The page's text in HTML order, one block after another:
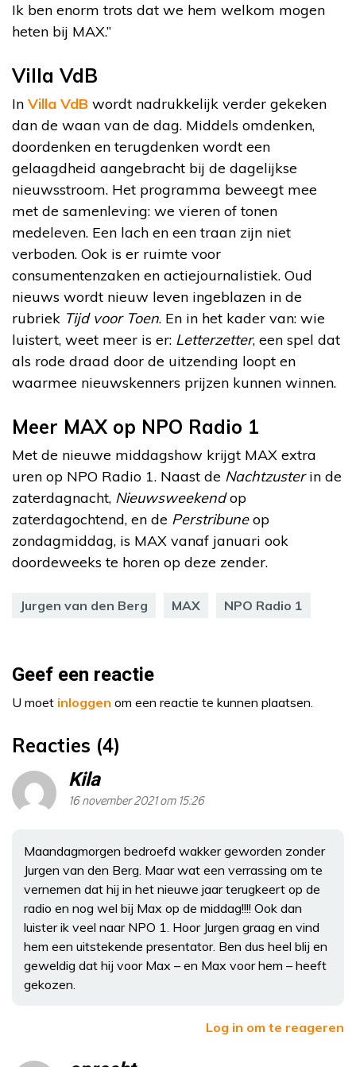
Ik ben enorm trots dat we hem welkom mogen
heten bij MAX.”
Villa VdB
In Villa VdB wordt nadrukkelijk verder gekeken
dan de waan van de dag. Middels omdenken,
doordenken en terugdenken wordt een
gelaagdheid aangebracht bij de dagelijkse
nieuwsstroom. Het programma beweegt mee
met de samenleving: we vieren of tonen
medeleven. Een lach en een traan zijn niet
verboden. Ook is er ruimte voor
consumentenzaken en actiejournalistiek. Oud
nieuws wordt nieuw leven ingeblazen in de
rubriek Tijd voor Toen. En in het kader van: wie
luistert, weet meer is er: Letterzetter, een spel dat
als rode draad door de uitzending loopt en
waarmee nieuwskenners prijzen kunnen winnen.
Meer MAX op NPO Radio 1
Met de nieuwe middagshow krijgt MAX extra
uren op NPO Radio 1. Naast de Nachtzusterin de
zaterdagnacht, Nieuwsweekendop
zaterdagochtend, en de Perstribuneop
zondagmiddag, is MAX vanaf januari ook
doordeweeks te horen op deze zender.
Jurgen van den Berg MAX NPO Radio 1
Geef een reactie
U moet inloggen om een reactie te kunnen plaatsen.
Reacties (4)
Kila
16 november 2021 om 15:26
Maandagmorgen bedroefd wakker geworden zonder
Jurgen van den Berg. Maar wat een verrassing om te
vernemen dat hij in het nieuwe jaar terugkeert op de
radio en nog wel bij Max op de middag!!!! Ook dan
luister ik veel naar NPO 1. Hoor Jurgen graag en vind
hem een uitstekende presentator. Ben dus heel blij en
geweldig dat hij voor Max – en Max voor hem – heeft
gekozen.
Log in om te reageren